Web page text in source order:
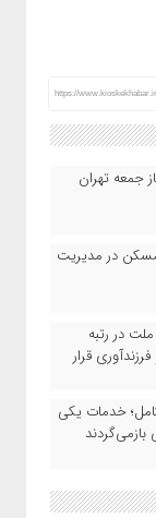
https://
جمعه تهران
در مدیریت
در رتبه
قرار
خدمات یکی